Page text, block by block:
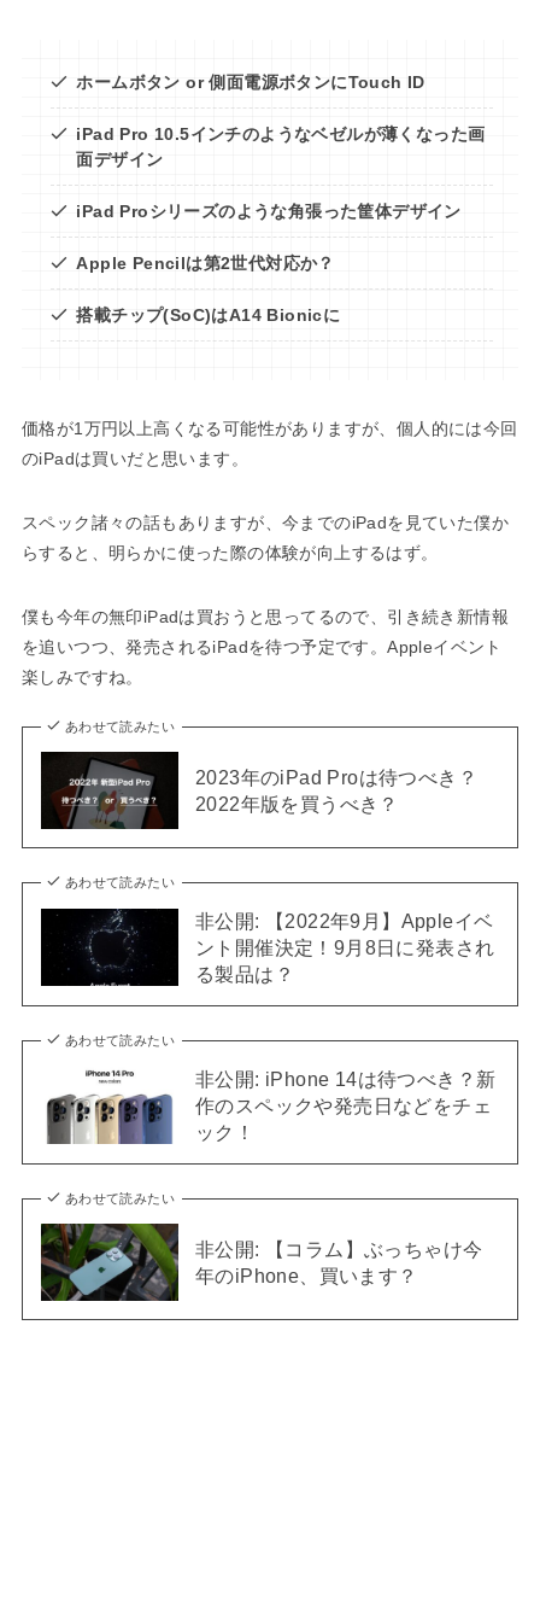
ホームボタン or 側面電源ボタンにTouch ID
iPad Pro 10.5インチのようなベゼルが薄くなった画
面デザイン
iPad Proシリーズのような角張った筐体デザイン
Apple Pencilは第2世代対応か？
搭載チップ(SoC)はA14 Bionicに
価格が1万円以上高くなる可能性がありますが、個人的には今回
のiPadは買いだと思います。
スペック諸々の話もありますが、今までのiPadを見ていた僕か
らすると、明らかに使った際の体験が向上するはず。
僕も今年の無印iPadは買おうと思ってるので、引き続き新情報
を追いつつ、発売されるiPadを待つ予定です。Appleイベント
楽しみですね。
あわせて読みたい
2023年のiPad Proは待つべき？
2022年版を買うべき？
あわせて読みたい
非公開: 【2022年9月】Appleイベ
ント開催決定！9月8日に発表され
る製品は？
あわせて読みたい
非公開: iPhone 14は待つべき？新
作のスペックや発売日などをチェ
ック！
あわせて読みたい
非公開: 【コラム】ぶっちゃけ今
年のiPhone、買います？